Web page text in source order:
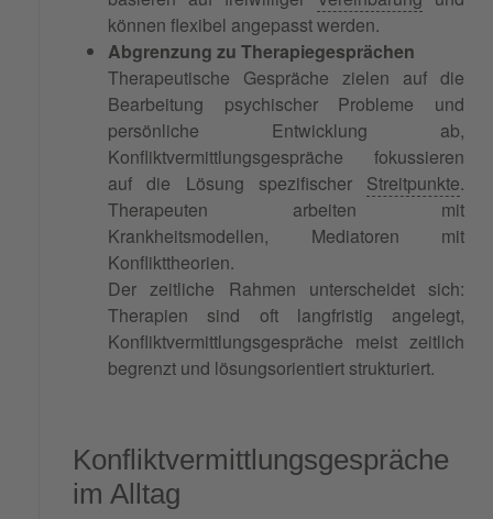
können flexibel angepasst werden.
Abgrenzung zu Therapiegesprächen
Therapeutische Gespräche zielen auf die
Bearbeitung psychischer Probleme und
persönliche Entwicklung ab,
Konfliktvermittlungsgespräche fokussieren
auf die Lösung spezifischer Streitpunkte.
Therapeuten arbeiten mit
Krankheitsmodellen, Mediatoren mit
Konflikttheorien.
Der zeitliche Rahmen unterscheidet sich:
Therapien sind oft langfristig angelegt,
Konfliktvermittlungsgespräche meist zeitlich
begrenzt und lösungsorientiert strukturiert.
Konfliktvermittlungsgespräche
im Alltag